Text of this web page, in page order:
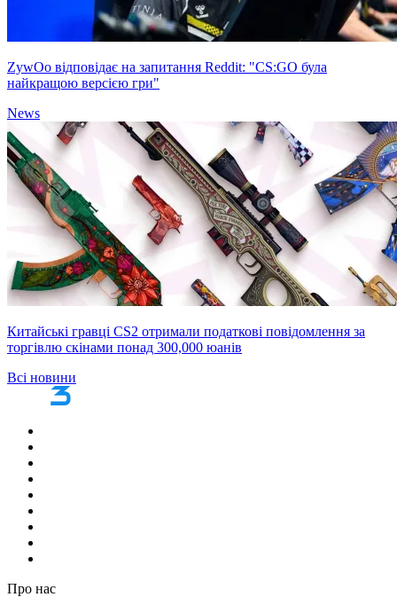
ZywOo відповідає на запитання Reddit: "CS:GO була
найкращою версією гри"
News
Китайські гравці CS2 отримали податкові повідомлення за
торгівлю скінами понад 300,000 юанів
Всі новини
Про нас